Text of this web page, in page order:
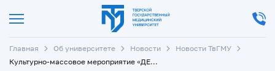
Главная Об университете Новости
Новости ТвГМУ
Культурно-массовое мероприятие «ДЕНЬ ПОБЕДЫ: БЕССМЕРТИЕ ВЕЛИКОГО ПОДВИГА»